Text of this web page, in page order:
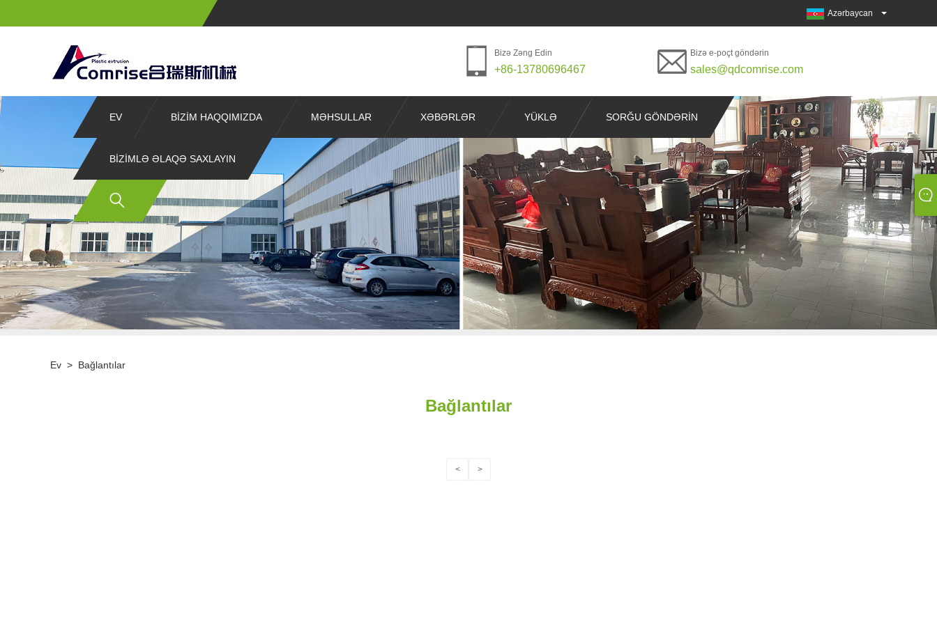
Azərbaycan
Bizə Zəng Edin
+86-13780696467
Bizə e-poçt göndərin
sales@qdcomrise.com
EV BIZIM HAQQIMIZDA MƏHSULLAR XƏBƏRLƏR YÜKLƏ SORĞU GÖNDƏRIN
BIZIMLƏ ƏLAQƏ SAXLAYIN
Ev > Bağlantılar
Bağlantılar
< >